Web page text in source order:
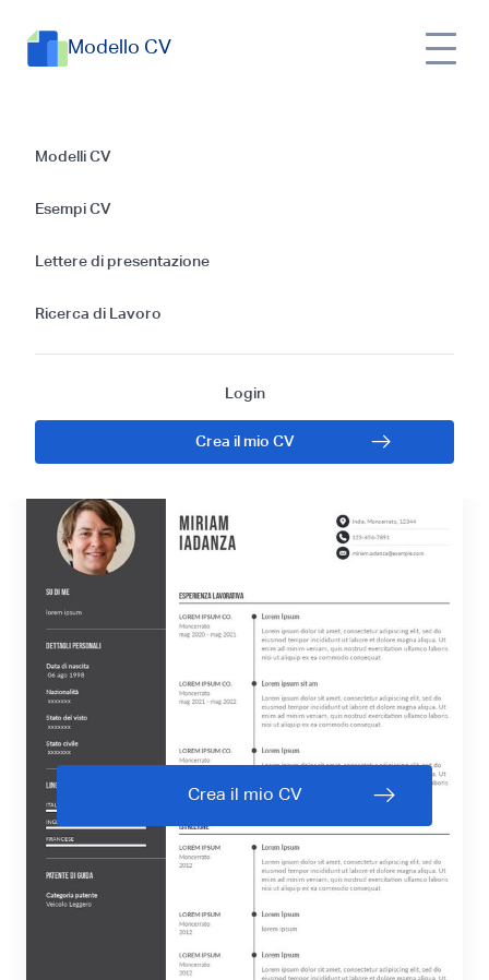
Modello CV
Modelli CV
Esempi CV
Lettere di presentazione
Ricerca di Lavoro
Login
Crea il mio CV
CV per la posizione
di Assistente alla
gestione
immobiliare a livello
esempi
Crea il mio CV